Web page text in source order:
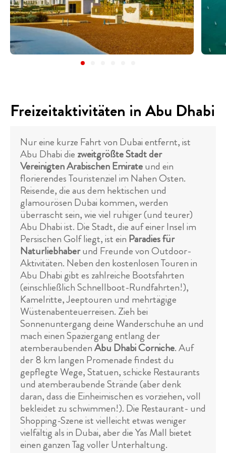
Freizeitaktivitäten in Abu Dhabi
Nur eine kurze Fahrt von Dubai entfernt, ist
Abu Dhabi die zweitgrößte Stadt der
Vereinigten Arabischen Emirateund ein
florierendes Touristenziel im Nahen Osten.
Reisende, die aus dem hektischen und
glamourösen Dubai kommen, werden
überrascht sein, wie viel ruhiger (und teurer)
Abu Dhabi ist. Die Stadt, die auf einer Insel im
Persischen Golf liegt, ist ein Paradies für
Naturliebhaberund Freunde von Outdoor-
Aktivitäten. Neben den kostenlosen Touren in
Abu Dhabi gibt es zahlreiche Bootsfahrten
(einschließlich Schnellboot-Rundfahrten!),
Kamelritte, Jeeptouren und mehrtägige
Wüstenabenteuerreisen. Zieh bei
Sonnenuntergang deine Wanderschuhe an und
mach einen Spaziergang entlang der
atemberaubendenAbu Dhabi Corniche. Auf
der 8 km langen Promenade findest du
gepflegte Wege, Statuen, schicke Restaurants
und atemberaubende Strände (aber denk
daran, dass die Einheimischen es vorziehen, voll
bekleidet zu schwimmen!). Die Restaurant- und
Shopping-Szene ist vielleicht etwas weniger
vielfältig als in Dubai, aber die Yas Mall bietet
einen ganzen Tag voller Unterhaltung.